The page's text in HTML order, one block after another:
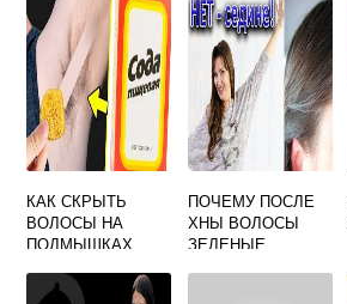
КАК СКРЫТЬ
ВОЛОСЫ НА
ПОДМЫШКАХ
ПОЧЕМУ ПОСЛЕ
ХНЫ ВОЛОСЫ
ЗЕЛЕНЫЕ